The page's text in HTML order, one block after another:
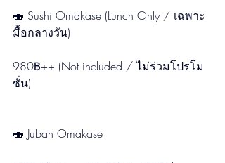
🍣 Sushi Omakase (Lunch Only / เฉพาะ
มื้อกลางวัน)
980฿++ (Not included / ไม่ร่วมโปรโม
ชั่น)
🍣 Juban Omakase